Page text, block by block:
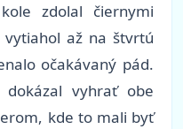
zdolal čiernymi
až na štvrtú
očakávaný pád.
vyhrať obe
kde to mali byť